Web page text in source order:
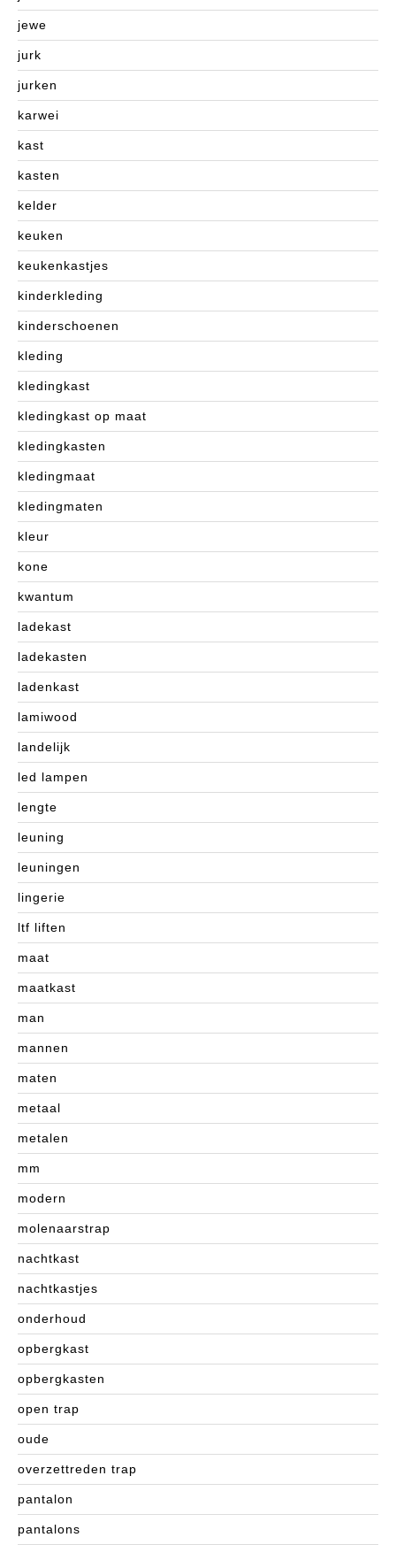
jewe
jurk
jurken
karwei
kast
kasten
kelder
keuken
keukenkastjes
kinderkleding
kinderschoenen
kleding
kledingkast
kledingkast op maat
kledingkasten
kledingmaat
kledingmaten
kleur
kone
kwantum
ladekast
ladekasten
ladenkast
lamiwood
landelijk
led lampen
lengte
leuning
leuningen
lingerie
ltf liften
maat
maatkast
man
mannen
maten
metaal
metalen
mm
modern
molenaarstrap
nachtkast
nachtkastjes
onderhoud
opbergkast
opbergkasten
open trap
oude
overzettreden trap
pantalon
pantalons